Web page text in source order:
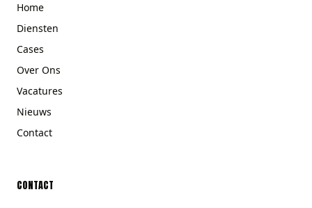
Home
Diensten
Cases
Over Ons
Vacatures
Nieuws
Contact
CONTACT